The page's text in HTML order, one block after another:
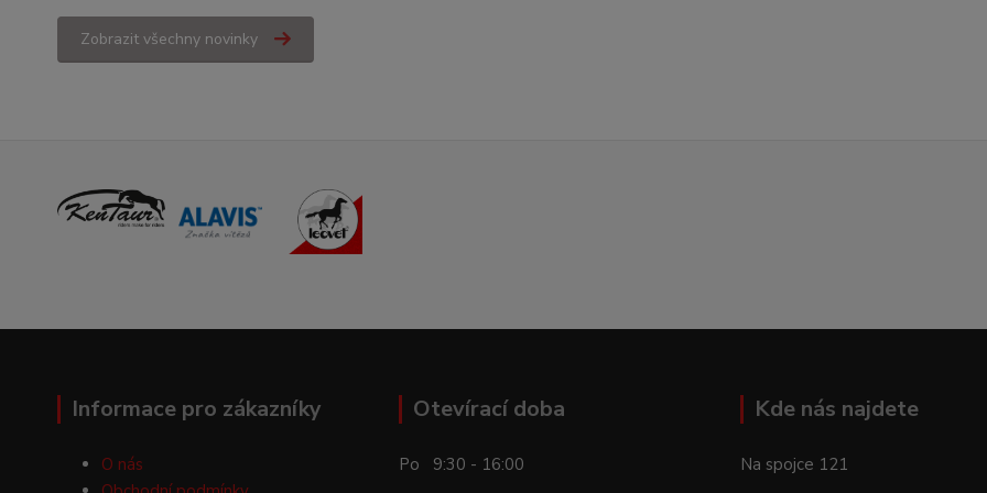
Zobrazit všechny novinky
Informace pro zákazníky
O nás
Otevírací doba
Po 9:30 - 16:00
Kde nás najdete
Na spojce 121